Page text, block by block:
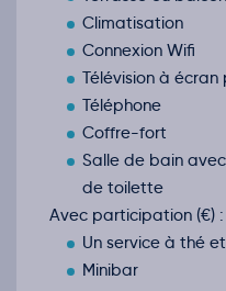
Sam.
déc.
814€
Dim.
déc.
892€ /
Lun.
déc.
814€
Mar.
842€
Mer.
déc.
772€ /
Jeu.
Climatisation
Connexion Wifi
Télévision à
Téléphone
Coffre-fort
Salle de bain
de toilette
Avec participation (€) :
Un service à thé
Minibar